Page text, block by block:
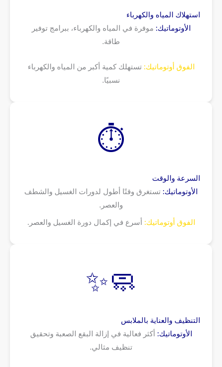
استهلاك المياه والكهرباء
الأوتوماتيك: موفرة في المياه والكهرباء، ببرامج توفير
طاقة.
الفوق أوتوماتيك: تستهلك كمية أكبر من المياه والكهرباء
نسبيًا.
⏱️
السرعة والوقت
الأوتوماتيك: تستغرق وقتًا أطول لدورات الغسيل والشطف
والعصر.
الفوق أوتوماتيك: أسرع في إكمال دورة الغسيل والعصر.
🧼✨
التنظيف والعناية بالملابس
الأوتوماتيك: أكثر فعالية في إزالة البقع الصعبة وتحقيق
تنظيف مثالي.